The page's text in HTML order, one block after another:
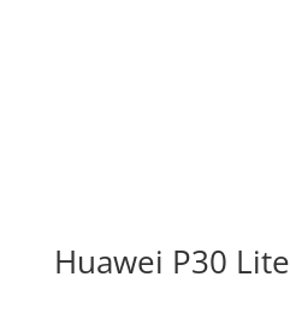
Huawei P30 Lite